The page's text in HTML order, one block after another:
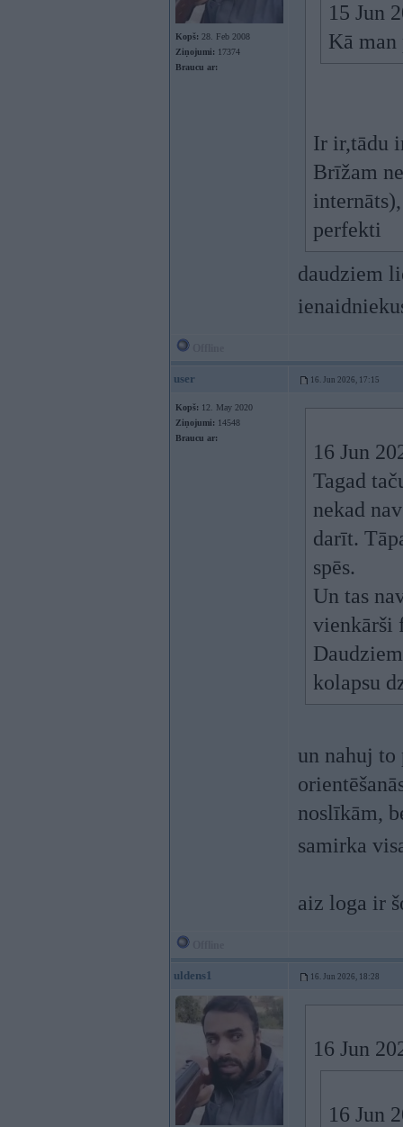
Kopš: 28. Feb 2008
Ziņojumi: 17374
Braucu ar:
15 Jun
Kā
Ir ir,tādu
Brīžam
perfekti
daudziem
user 16. Jun 2026, 17:15
Kopš: 12. May 2020
Ziņojumi: 14548
Braucu ar:
16 Jun
Tagad
nekad
darīt.
spēs.
Un tas
vienkārši
kolapsu
un nahuj to
noslīkām,
samirka
aiz loga ir
uldens1 16. Jun 2026, 18:28
16 Jun
16 Jun